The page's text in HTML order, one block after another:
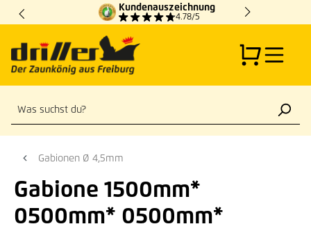
Zum Hauptinhalt springen
Kundenauszeichnung
4.78/5
Gabionen Ø 4,5mm
Gabione 1500mm*
0500mm* 0500mm*